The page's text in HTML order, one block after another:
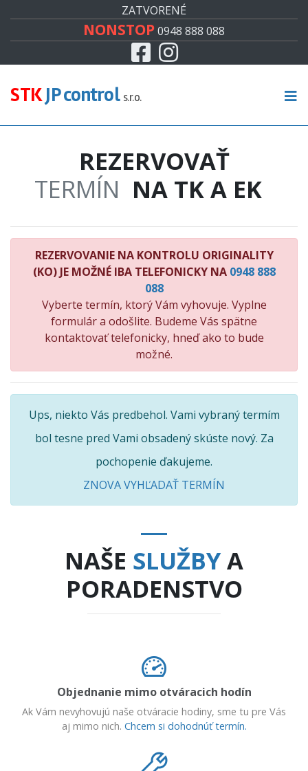
ZATVORENÉ
NONSTOP0948 888 088
FacebookInstagram
STKJP control s.r.o.
REZERVOVAŤ
TERMÍN NA TK A EK
REZERVOVANIE NA KONTROLU ORIGINALITY
(KO) JE MOŽNÉ IBA TELEFONICKY NA 0948 888
088
Vyberte termín, ktorý Vám vyhovuje. Vyplne
formulár a odošlite. Budeme Vás spätne
kontaktovať telefonicky, hneď ako to bude
možné.
Ups, niekto Vás predbehol. Vami vybraný termím
bol tesne pred Vami obsadený skúste nový. Za
pochopenie ďakujeme.
ZNOVA VYHĽADAŤ TERMÍN
NAŠE SLUŽBYA
PORADENSTVO
Objednanie mimo otváracich hodín
Ak Vám nevyhovujú naše otváracie hodiny, sme tu pre Vás
aj mimo nich. Chcem si dohodnúť termín.
TECHNICKÁ KONTROLA
EMISNÁ KONTROLA
KONTROLA ORIGINALITY
RECENZIE
KONTAKT